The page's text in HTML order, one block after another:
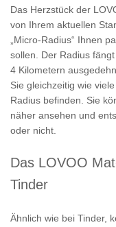
Das Herzstück der
von Ihrem aktuellen
„Micro-Radius“ Ihnen
sollen. Der Radius
4 Kilometern
Sie gleichzeitig wie
Radius befinden. Sie
näher ansehen und
oder nicht.
Das LOVOO
Tinder
Ähnlich wie bei Tinder,